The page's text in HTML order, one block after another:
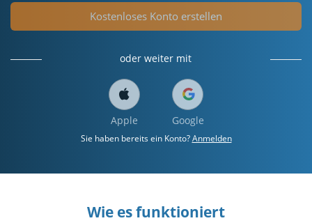
Kostenloses Konto erstellen
oder weiter mit
Apple Google
Sie haben bereits ein Konto?Anmelden
Wie es funktioniert